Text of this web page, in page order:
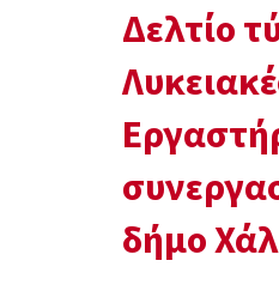
Δελτίο
δήμο